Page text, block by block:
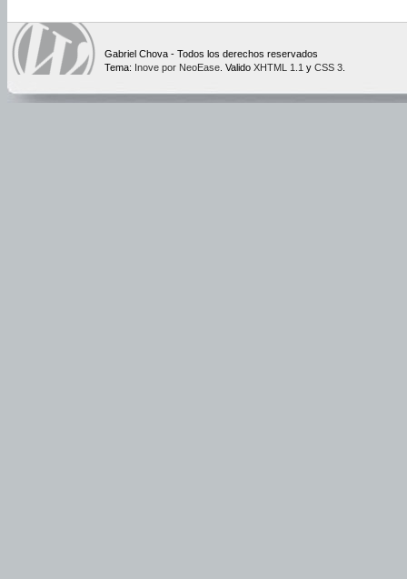
Gabriel Chova - Todos los derechos reservados
Tema: Inove por NeoEase . Valido XHTML 1.1 y CSS 3